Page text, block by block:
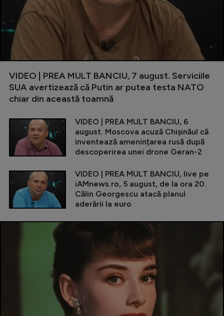
VIDEO | PREA MULT BANCIU, 7 august. Serviciile
SUA avertizează că Putin ar putea testa NATO
chiar din această toamnă
VIDEO | PREA MULT BANCIU, 6
august. Moscova acuză Chișinăul că
inventează amenințarea rusă după
descoperirea unei drone Geran-2
VIDEO | PREA MULT BANCIU, live pe
iAMnews.ro, 5 august, de la ora 20.
Călin Georgescu atacă planul
aderării la euro